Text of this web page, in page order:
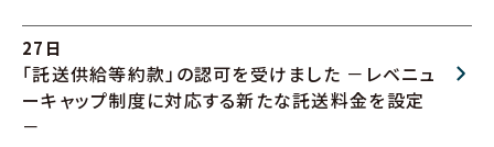
27日
「託送供給等約款」の認可を受けました －レベニュ
ーキャップ制度に対応する新たな託送料金を設定
－